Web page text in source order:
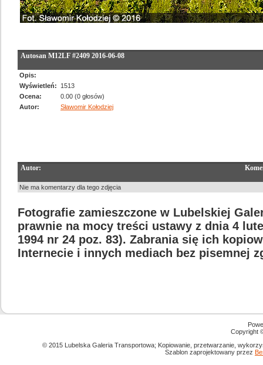
Autosan M12LF #2409 2016-06-08
Opis:
Wyświetleń:
1513
Ocena:
0.00 (0 głosów)
Autor:
Sławomir Kołodziej
Autor:
Nie ma komentarzy dla tego zdjęcia
Fotografie zamieszczone w Lubelskiej
prawnie na mocy treści ustawy z dnia 4
1994 nr 24 poz. 83). Zabrania się ich
Internecie i innych mediach bez pisemnej
Copyright
© 2015 Lubelska Galeria Transportowa; Kopiowanie, przetwarzanie,
Szablon zaprojektowany przez